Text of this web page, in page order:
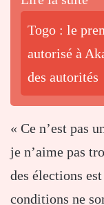
Togo : le
autorisé à
des autorités
« Ce n’est pas
je n’aime pas
des élections
conditions ne